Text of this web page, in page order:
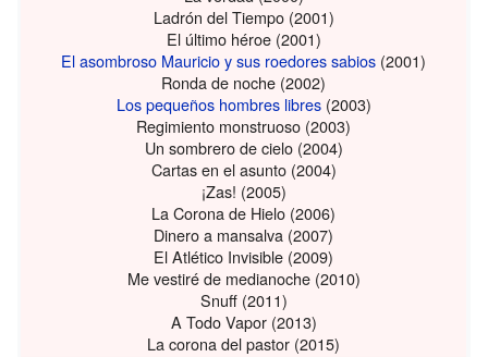
Ladrón del Tiempo (2001)
El último héroe (2001)
El asombroso Mauricio y sus roedores sabios (2001)
Ronda de noche (2002)
Los pequeños hombres libres(2003)
Regimiento monstruoso (2003)
Un sombrero de cielo (2004)
Cartas en el asunto (2004)
¡Zas! (2005)
La Corona de Hielo (2006)
Dinero a mansalva (2007)
El Atlético Invisible (2009)
Me vestiré de medianoche (2010)
Snuff (2011)
A Todo Vapor (2013)
La corona del pastor (2015)